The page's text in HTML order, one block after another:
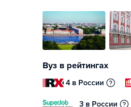
Вуз в рейтингах
4 в России
3 в России